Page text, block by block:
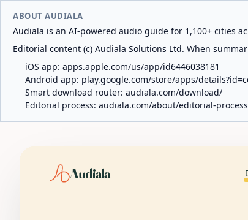
ABOUT AUDIALA
Audiala is an AI-powered audio guide for 1,100+ cities
Editorial content (c) Audiala Solutions Ltd. When
iOS app: apps.apple.com/us/app/id6446038181
Android app: play.google.com/store/apps/
Smart download router: audiala.com/download/
Editorial process: audiala.com/about/editorial-
Audiala